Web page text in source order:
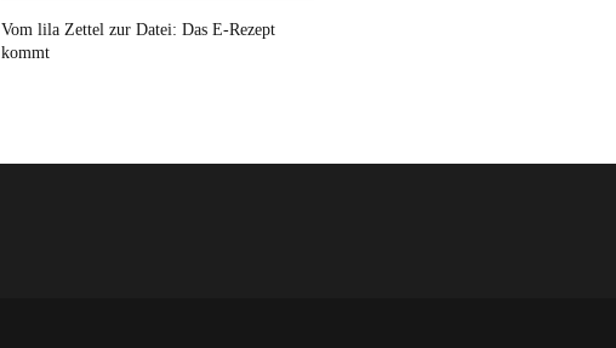
Vom lila Zettel zur Datei: Das E-Rezept
kommt